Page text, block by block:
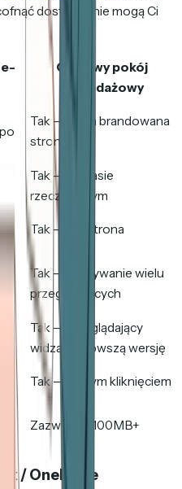
dostępu i nie mogą Ci
e-
Cyfrowy pokój
sprzedażowy
Tak — jedna brandowana
strona
Tak — w czasie
rzeczywistym
Tak — per strona
Tak — wykrywanie wielu
przeglądających
Tak — przeglądający
widzą najnowszą wersję
Tak — jednym kliknięciem
Zazwyczaj 100MB+
/ OneDrive